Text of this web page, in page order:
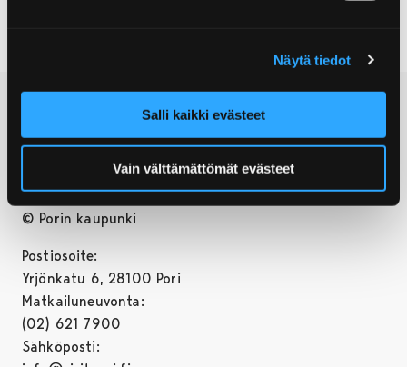
Näytä tiedot
Salli kaikki evästeet
Vain välttämättömät evästeet
© Porin kaupunki
Postiosoite:
Yrjönkatu 6, 28100 Pori
Matkailuneuvonta:
(02) 621 7900
Sähköposti: